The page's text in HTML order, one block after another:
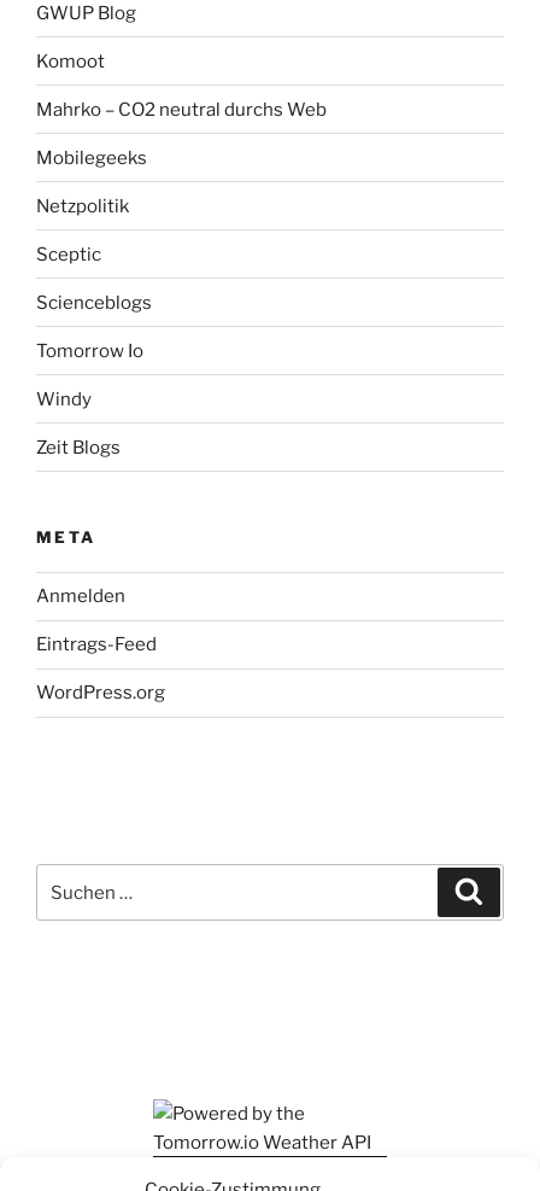
GWUP Blog
Komoot
Mahrko – CO2 neutral durchs Web
Mobilegeeks
Netzpolitik
Sceptic
Scienceblogs
Tomorrow Io
Windy
Zeit Blogs
META
Anmelden
Eintrags-Feed
WordPress.org
nach: